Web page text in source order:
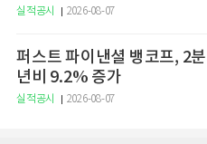
실적공시 2026-08-07
퍼스트 파이낸셜 뱅코프, 2
년비 9.2% 증가
실적공시 2026-08-07